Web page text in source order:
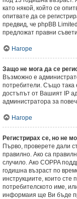
като някой, който се
опитвате да се
предвид, че phpBB
предложат правни
Нагоре
Защо не мога да се
Възможно е
потребители. Също така
достъпът от Вашият IP
администратора за
Нагоре
Регистрирах се, но не
Първо, проверете дали
правилно. Ако са
случило. Ако COPPA
годишна възраст по
инструкциите, които сте
потребителското име,
информаия ще Ви бъде